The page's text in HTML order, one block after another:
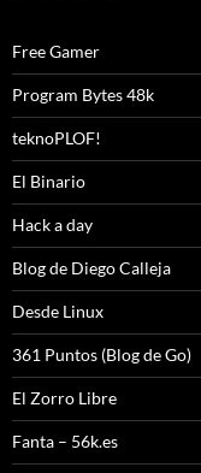
Free Gamer
Program Bytes 48k
teknoPLOF!
El Binario
Hack a day
Blog de Diego Calleja
Desde Linux
361 Puntos (Blog de Go)
El Zorro Libre
Fanta – 56k.es